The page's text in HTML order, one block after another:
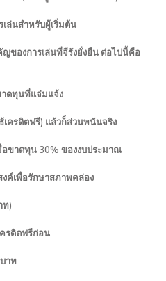
ล่นสำหรับผู้เริ่มต้น
ของการเล่นที่จีรังยั่งยืน ต่อไปนี้คือ
าดทุนที่แจ่มแจ้ง
ครดิตฟรี) แล้วก็ส่วนพนันจริง
ขาดทุน 30% ของงบประมาณ
ค์เพื่อรักษาสภาพคล่อง
ท)
รดิตฟรีก่อน
าท